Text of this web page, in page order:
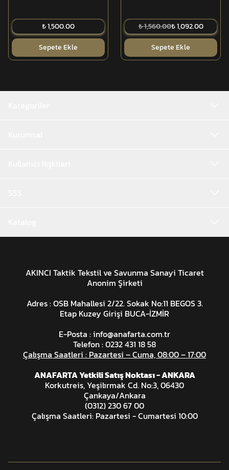
₺ 1,500.00
Sepete Ekle
₺ 1,560.00₺ 1,092.00
Sepete Ekle
AKINCI Taktik Tekstil ve Savunma Sanayi Ticaret
Anonim Şirketi
Adres : OSB Mahallesi 2/22. Sokak No:11 BEGOS 3.
Etap Kuzey Girişi BUCA-İZMİR
E-Posta :info@anafarta.com.tr
Telefon : 0232 431 18 58
Çalışma Saatleri : Pazartesi – Cuma, 08:00 – 17:00
ANAFARTA Yetkili Satış Noktası - ANKARA
Korkutreis, Yeşilırmak Cd. No:3, 06430
Çankaya/Ankara
(0312) 230 67 00
Çalışma Saatleri: Pazartesi - Cumartesi 10:00